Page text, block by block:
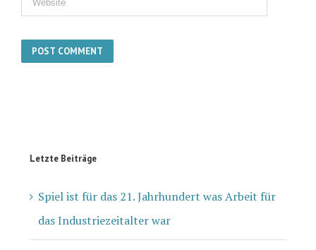
Letzte Beiträge
Spiel ist für das 21. Jahrhundert was Arbeit für
das Industriezeitalter war